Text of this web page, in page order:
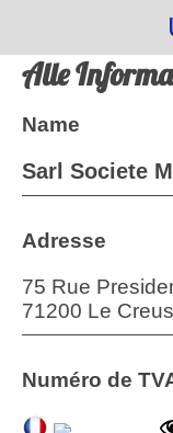
Alle
Name
Sarl Societe
Adresse
75 Rue
71200 Le
Numéro de